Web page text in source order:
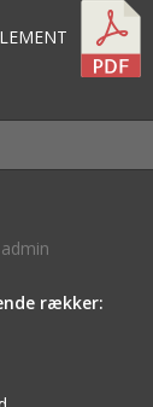
admin
rækker: